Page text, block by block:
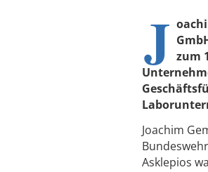
J zum
Joachim
Asklepios